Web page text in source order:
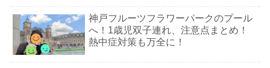
神戸フルーツフラワーパークのプール
へ！1歳児双子連れ、注意点まとめ！
熱中症対策も万全に！